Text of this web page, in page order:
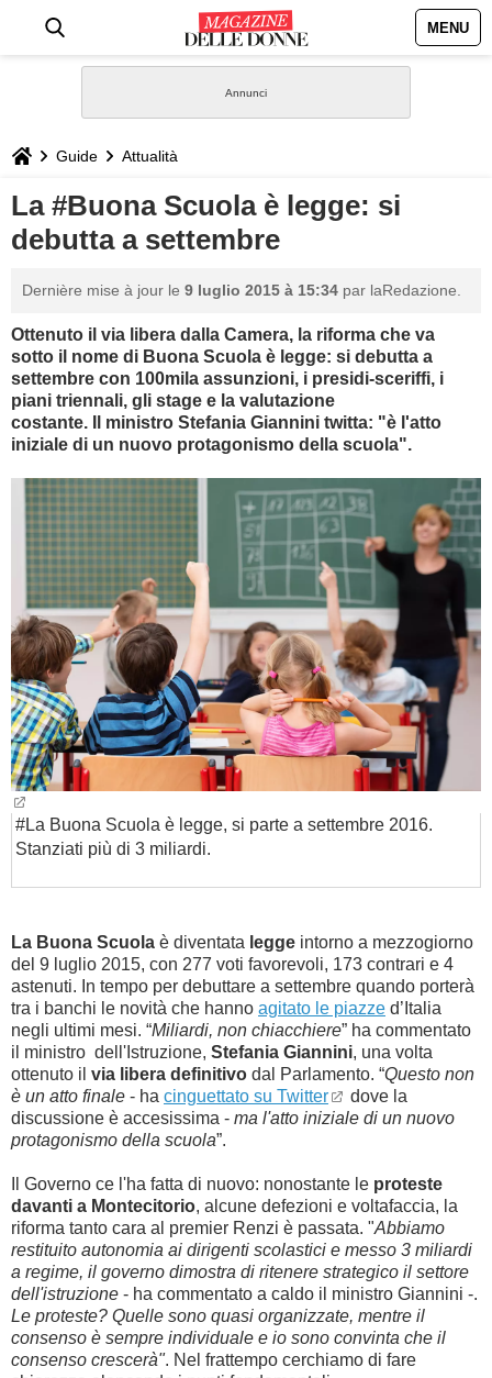
MENU
STILE
BIOGRAFIE
GASTRONOMIA
CAPELLI
SESSO
BAMBINO
DIETA
GUIDE
FORUM
Guide Attualità
La #Buona Scuola è legge: si
debutta a settembre
Dernière mise à jour le 9 luglio 2015 à 15:34 par laRedazione.
Ottenuto il via libera dalla Camera, la riforma che va
sotto il nome di Buona Scuola è legge: si debutta a
settembre con 100mila assunzioni, i presidi-sceriffi, i
piani triennali, gli stage e la valutazione
costante.
Il ministro Stefania Giannini twitta: "è l'atto
iniziale di un nuovo protagonismo della scuola".
#La Buona Scuola è legge, si parte a settembre 2016.
Stanziati più di 3 miliardi.
La Buona Scuola è diventata legge intorno a mezzogiorno
del 9 luglio 2015, con 277 voti favorevoli, 173 contrari e 4
astenuti. In tempo per debuttare a settembre quando porterà
tra i banchi le novità che hanno agitato le piazze d’Italia
negli ultimi mesi. “Miliardi, non chiacchiere” ha commentato
il ministro dell'Istruzione, Stefania Giannini, una volta
ottenuto il via libera definitivo dal Parlamento. “Questo non
è un atto finale - ha cinguettato su Twitter
dove la
discussione è accesissima - ma l'atto iniziale di un nuovo
protagonismo della scuola”.
Il Governo ce l'ha fatta di nuovo: nonostante le proteste
davanti a Montecitorio, alcune defezioni e voltafaccia, la
riforma tanto cara al premier Renzi è passata. "Abbiamo
restituito autonomia ai dirigenti scolastici e messo 3 miliardi
a regime, il governo dimostra di ritenere strategico il settore
dell'istruzione - ha commentato a caldo il ministro Giannini -.
Le proteste? Quelle sono quasi organizzate, mentre il
consenso è sempre individuale e io sono convinta che il
consenso crescerà". Nel frattempo cerchiamo di fare